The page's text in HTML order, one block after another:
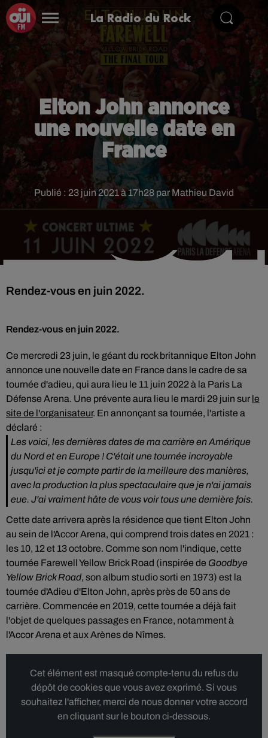
La Radio du Rock
Elton John annonce
une nouvelle date en
France
Publié : 23 juin 2021 à 17h28 par Mathieu David
Rendez-vous en juin 2022.
Rendez-vous en juin 2022.
Ce mercredi 23 juin, le géant du rock britannique Elton John
annonce une nouvelle date en France dans le cadre de sa
tournée d'adieu, qui aura lieu le 11 juin 2022 à la Paris La
Défense Arena. Une prévente aura lieu le mardi 29 juin sur le
site de l'organisateur. En annonçant sa tournée, l'artiste a
déclaré :
Les voici, les dernières dates de ma carrière en Amérique
du Nord et en Europe ! C'était une tournée incroyable
jusqu'ici et je compte partir de la meilleure des manières,
avec la production la plus spectaculaire que je n'ai jamais
eue. J'ai vraiment hâte de vous voir tous une dernière fois.
Cette date arrivera après la résidence que tient Elton John
au sein de l'Accor Arena, qui comprend trois dates en 2021 :
les 10, 12 et 13 octobre. Comme son nom l'indique, cette
tournée Farewell Yellow Brick Road (inspirée de Goodbye
Yellow Brick Road, son album studio sorti en 1973) est la
tournée d'Adieu d'Elton John, après près de 50 ans de
carrière. Commencée en 2019, cette tournée a déjà fait
l'objet de quelques passages en France, notamment à
l'Accor Arena et aux Arènes de Nîmes.
Cet élément est masqué compte-tenu du refus du
dépôt de cookies que vous avez exprimé. Si vous
souhaitez l'afficher, merci de nous donner votre accord
en cliquant sur le bouton ci-dessous.